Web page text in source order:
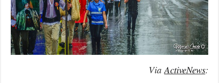
Via ActiveNews: